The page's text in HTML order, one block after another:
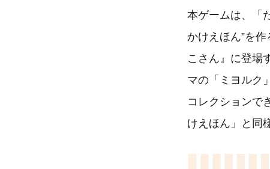
本ゲームは、「
かけえほん”を
こさん』に登場
マの「ミヨルク
コレクションで
けえほん」と同